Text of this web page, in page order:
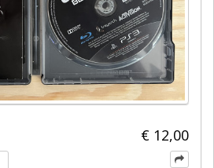
€ 12,00